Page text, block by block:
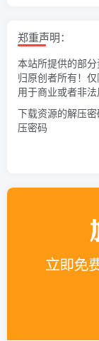
郑重声明：
本站所提供的部
归原创者所有！
用于商业或者非
下载资源的解压密
压密码